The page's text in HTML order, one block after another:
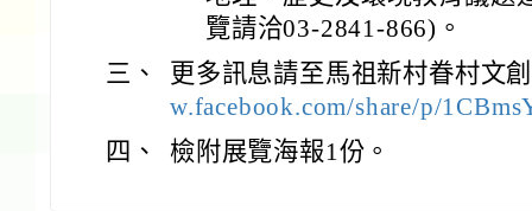
覽請洽03-2841-866)。
三、
更多訊息請至馬祖新村眷村文
w.facebook.com/share/p/
四、
檢附展覽海報1份。